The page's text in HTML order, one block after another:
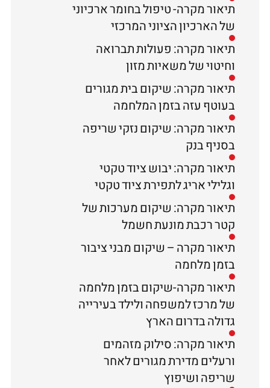
תיאור מקרה- טיפול בחומר ארכיוני
של הארכיון הציוני המרכזי
תיאור מקרה: פעולות תברואה
וחיטוי של משאיות מזון
תיאור מקרה: שיקום בית מגורים
בעוטף עזה בזמן המלחמה
תיאור מקרה: שיקום נזקי שריפה
בסניף בנק
תיאור מקרה: יבוש ציוד טקטי
וגלילי אריג לתפירת ציוד טקטי
תיאור מקרה: שיקום מערכות של
קטר רכבת מונעת חשמל
תיאור מקרה – שיקום מבני ציבור
בזמן מלחמה
תיאור מקרה-שיקום בזמן מלחמה
של מרכז למשפחה ולילד בעירייה
גדולה בדרום הארץ
תיאור מקרה: סילוק מזהמים
ורעלים מדירת מגורים לאחר
שריפה ושיפוץ